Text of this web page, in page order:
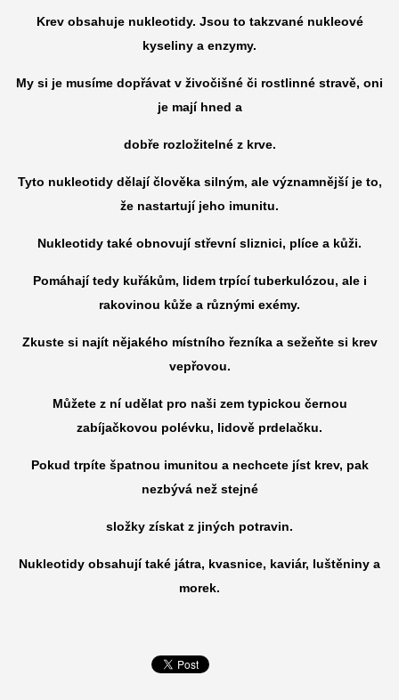
Krev obsahuje nukleotidy. Jsou to takzvané nukleové
kyseliny a enzymy.
My si je musíme dopřávat v živočišné či rostlinné stravě, oni
je mají hned a
dobře rozložitelné z krve.
Tyto nukleotidy dělají člověka silným, ale významnější je to,
že nastartují jeho imunitu.
Nukleotidy také obnovují střevní sliznici, plíce a kůži.
Pomáhají tedy kuřákům, lidem trpící tuberkulózou, ale i
rakovinou kůže a různými exémy.
Zkuste si najít nějakého místního řezníka a sežeňte si krev
vepřovou.
Můžete z ní udělat pro naši zem typickou černou
zabíjačkovou polévku, lidově prdelačku.
Pokud trpíte špatnou imunitou a nechcete jíst krev, pak
nezbývá než stejné
složky získat z jiných potravin.
Nukleotidy obsahují také játra, kvasnice, kaviár, luštěniny a
morek.